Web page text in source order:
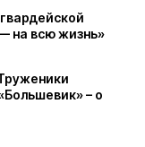
на всю жизнь»
– о